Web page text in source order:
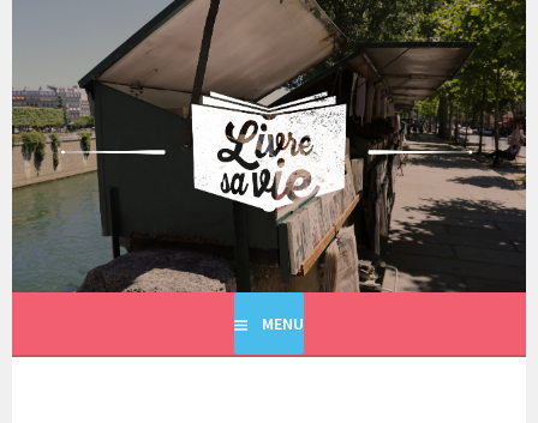
principal
LIVRE SA VIE
MENU